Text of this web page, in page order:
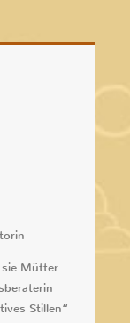
sie Mütter
Stillen“